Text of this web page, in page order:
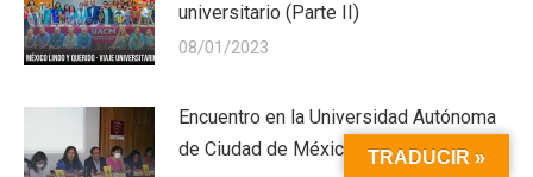
universitario (Parte II)
08/01/2023
Encuentro en la Universidad Autónoma
de Ciudad de México (Parte I)TRADUCIR »